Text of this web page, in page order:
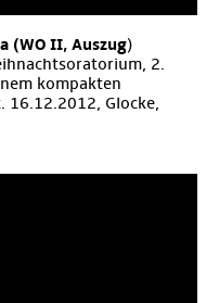
(WO II, Auszug)
2.
kompakten
16.12.2012, Glocke,